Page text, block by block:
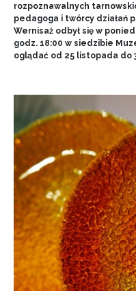
rozpoznawalnych
pedagoga i twórcy działań
Wernisaż odbył się w
godz. 18:00 w siedzibie
oglądać od 25 listopada do